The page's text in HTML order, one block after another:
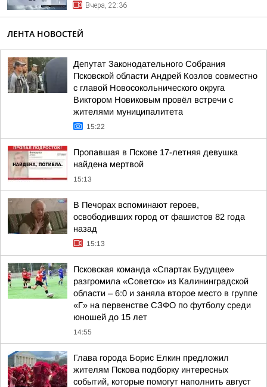
Вчера, 22:36
ЛЕНТА НОВОСТЕЙ
Депутат Законодательного Собрания
Псковской области Андрей Козлов совместно
с главой Новосокольнического округа
Виктором Новиковым провёл встречи с
жителями муниципалитета
15:22
Пропавшая в Пскове 17-летняя девушка
найдена мертвой
15:13
В Печорах вспоминают героев,
освободивших город от фашистов 82 года
назад
15:13
Псковская команда «Спартак Будущее»
разгромила «Советск» из Калининградской
области – 6:0 и заняла второе место в группе
«Г» на первенстве СЗФО по футболу среди
юношей до 15 лет
14:55
Глава города Борис Елкин предложил
жителям Пскова подборку интересных
событий, которые помогут наполнить август